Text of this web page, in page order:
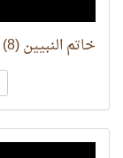
خاتم النبيين (8)